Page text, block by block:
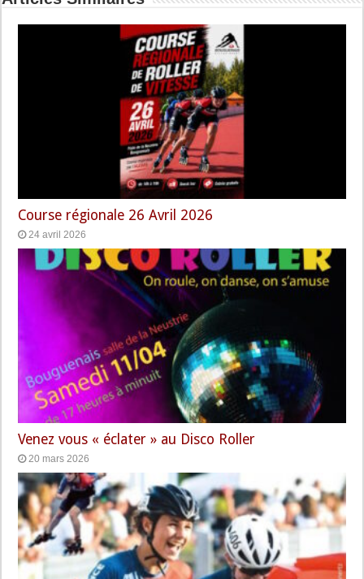
Course régionale 26 Avril 2026
24 avril 2026
Venez vous « éclater » au Disco Roller
20 mars 2026